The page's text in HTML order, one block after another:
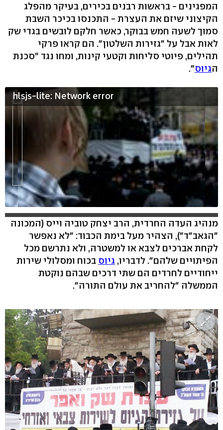
המפגינים - בראשות רבנים בכירים, בעיקר מהפלג
הקיצוני שיזם את העצרת - התכנסו בכיכר השבת
סמוך לשעה חמש בבוקר, כאשר חלקם לובשים בגדי שק
לאות אבל על "גזירות השלטון". הם קראו פרקי
תהילים, פיוטי סליחות וקטעי קינות, ומחו נגד "סכנת
הגיוס".
hlsjs-lite: Network error
מנהיג העדה החרדית, הרב יצחק טוביה וייס (המכונה
"הגאב"ד"), הצהיר מעל בימת הכבוד: "לא נאפשר
לקחת אברכים לצבא או למשטרה, ולא נתרשם מכל
הפיתויים שלהם". לדבריו, גיוס בכוח ומסלולי שירות
ייחודיים לחרדים הם שתי דרכים שבהם נוקטת
הממשלה "להחריב את עולם התורה".